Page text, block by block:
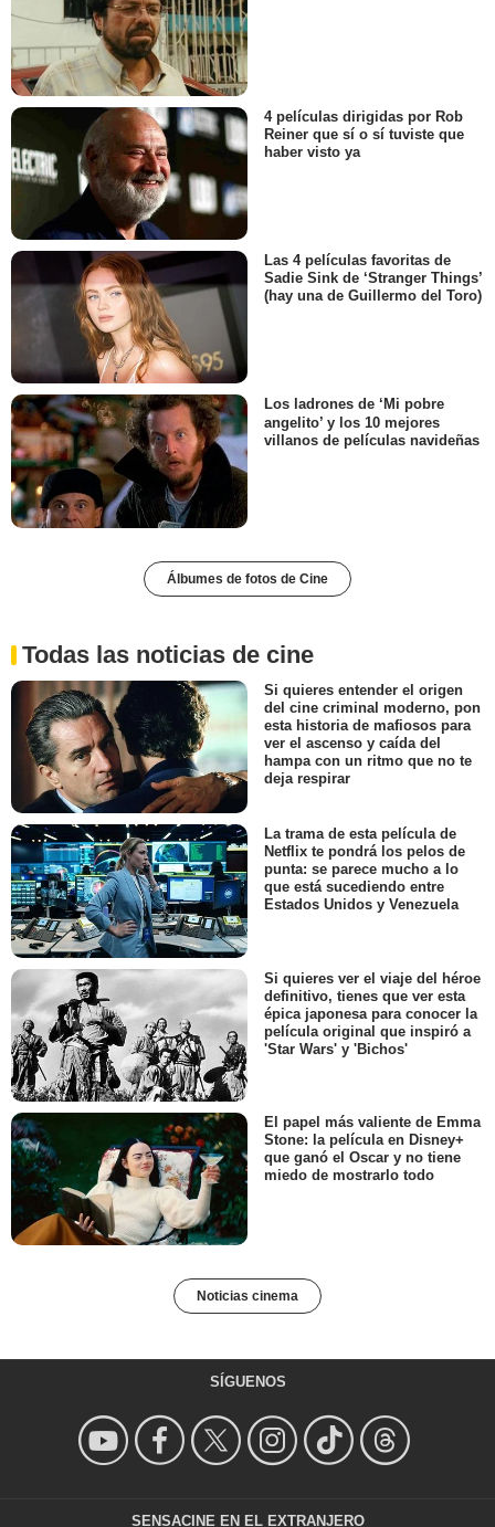
4 películas dirigidas por Rob
Reiner que sí o sí tuviste que
haber visto ya
Las 4 películas favoritas de
Sadie Sink de ‘Stranger Things’
(hay una de Guillermo del Toro)
Los ladrones de ‘Mi pobre
angelito’ y los 10 mejores
villanos de películas navideñas
Álbumes de fotos de Cine
Todas las noticias de cine
Si quieres entender el origen
del cine criminal moderno, pon
esta historia de mafiosos para
ver el ascenso y caída del
hampa con un ritmo que no te
deja respirar
La trama de esta película de
Netflix te pondrá los pelos de
punta: se parece mucho a lo
que está sucediendo entre
Estados Unidos y Venezuela
Si quieres ver el viaje del héroe
definitivo, tienes que ver esta
épica japonesa para conocer la
película original que inspiró a
'Star Wars' y 'Bichos'
El papel más valiente de Emma
Stone: la película en Disney+
que ganó el Oscar y no tiene
miedo de mostrarlo todo
Noticias cinema
SÍGUENOS
SENSACINE EN EL EXTRANJERO